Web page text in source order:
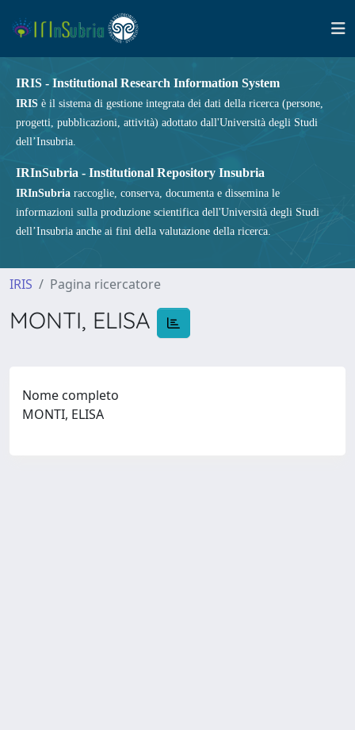
IRIS - Institutional Research Information System
IRIS è il sistema di gestione integrata dei dati della ricerca (persone,
progetti, pubblicazioni, attività) adottato dall'Università degli Studi
dell’Insubria.
IRInSubria - Institutional Repository Insubria
IRInSubria raccoglie, conserva, documenta e dissemina le
informazioni sulla produzione scientifica dell'Università degli Studi
dell’Insubria anche ai fini della valutazione della ricerca.
IRIS Pagina ricercatore
MONTI, ELISA
Nome completo
MONTI, ELISA